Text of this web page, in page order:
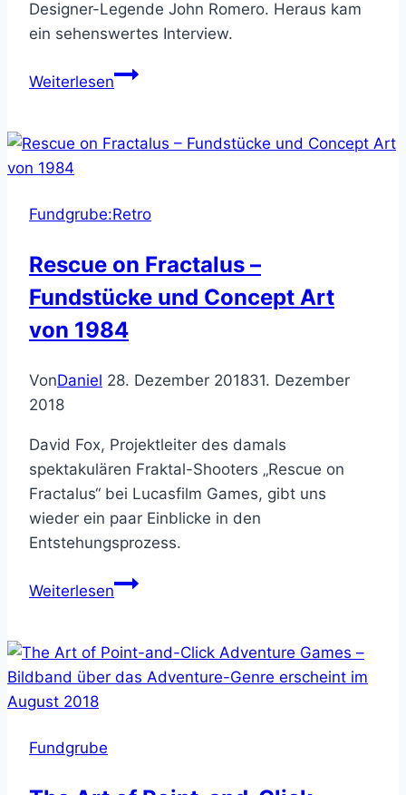
Designer-Legende John Romero. Heraus kam
ein sehenswertes Interview.
WeiterlesenNoclip
John
Adventure
Fundgrube:Retro
Rescue on Fractalus –
Fundstücke und Concept Art
von 1984
VonDaniel 28. Dezember 201831. Dezember
2018
David Fox, Projektleiter des damals
spektakulären Fraktal-Shooters „Rescue on
Fractalus“ bei Lucasfilm Games, gibt uns
wieder ein paar Einblicke in den
Entstehungsprozess.
WeiterlesenRescue
–
Fundstücke
Fundgrube